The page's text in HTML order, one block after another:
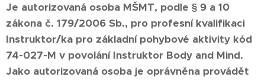
Je autorizovaná osoba MŠMT, podle § 9 a 10
zákona č. 179/2006 Sb., pro profesní kvalifikaci
Instruktor/ka pro základní pohybové aktivity kód
74-027-M v povolání Instruktor Body and Mind.
Jako autorizovaná osoba je oprávněna provádět